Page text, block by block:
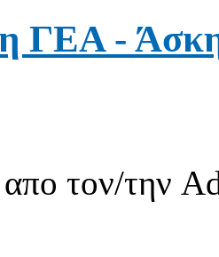
ΓΕΑ -
απο τον/την